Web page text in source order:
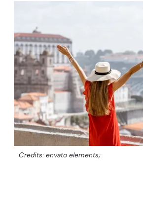
Credits: envato elements;